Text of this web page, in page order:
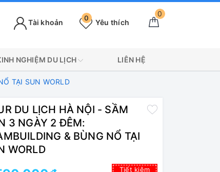
0
Yêu thích
0
Tài khoản
NGHIỆM DU LỊCH LIÊN HỆ
TẠI SUN WORLD
DU LỊCH HÀ NỘI - SẦM
3 NGÀY 2 ĐÊM:
& BÙNG NỔ TẠI
WORLD
Tiết kiệm